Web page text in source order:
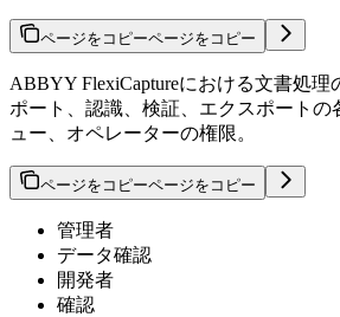
ページをコピーページをコピー
ABBYY FlexiCaptureにおける文書処理
ポート、認識、検証、エクスポートの
ュー、オペレーターの権限。
ページをコピーページをコピー
管理者
データ確認
開発者
確認